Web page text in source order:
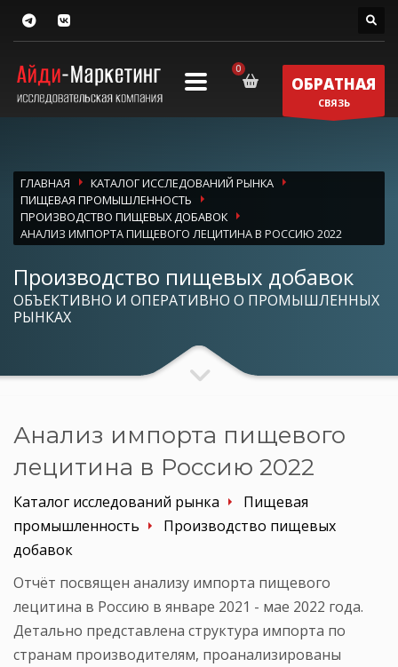
ОБРАТНАЯ
СВЯЗЬ
ГЛАВНАЯ
КАТАЛОГ ИССЛЕДОВАНИЙ РЫНКА
ПИЩЕВАЯ ПРОМЫШЛЕННОСТЬ
ПРОИЗВОДСТВО ПИЩЕВЫХ ДОБАВОК
АНАЛИЗ ИМПОРТА ПИЩЕВОГО ЛЕЦИТИНА В РОССИЮ 2022
Производство пищевых добавок
ОБЪЕКТИВНО И ОПЕРАТИВНО О ПРОМЫШЛЕННЫХ
РЫНКАХ
Анализ импорта пищевого
лецитина в Россию 2022
Каталог исследований рынка
Пищевая
промышленность
Производство пищевых
добавок
Отчёт посвящен анализу импорта пищевого
лецитина в Россию в январе 2021 - мае 2022 года.
Детально представлена структура импорта по
странам производителям, проанализированы